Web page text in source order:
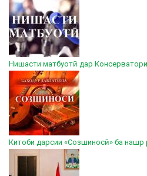
Нишасти матбуотӣ дар
Китоби дарсии «Созшиносӣ» ба нашр